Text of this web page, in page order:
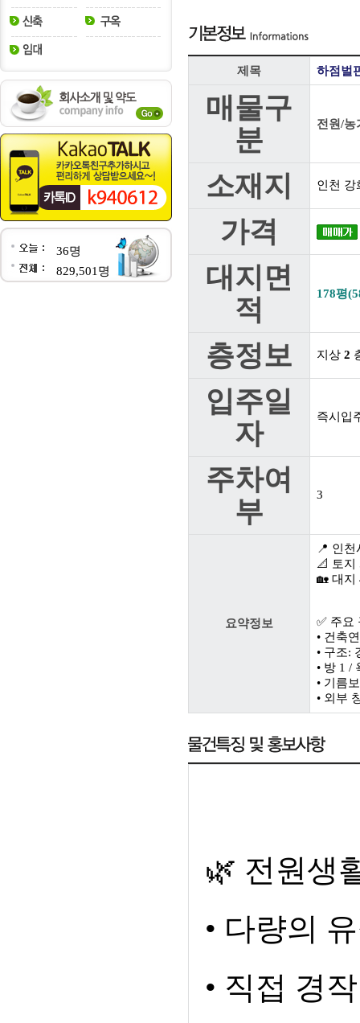
36명
829,501명
제목 하점벌
매물구
분
전원/농
소재지 인천 강
가격
대지면
적
178평
층정보 지상 2
입주일
자
즉시입
주차여
부
3
요약정보
📍 인
📐 토지
🏡 대지
✅ 주요
• 건축
• 구조:
• 방 1 /
• 기름
• 외부
🌿 전원생
• 다량의
• 직접 경